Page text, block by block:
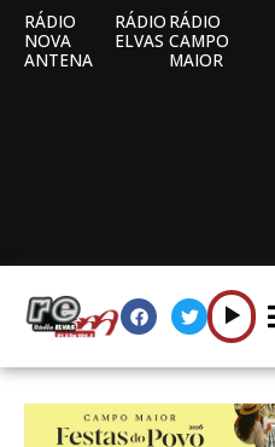
RÁDIO
NOVA
ANTENA
RÁDIO
ELVAS
RÁDIO
CAMPO
MAIOR